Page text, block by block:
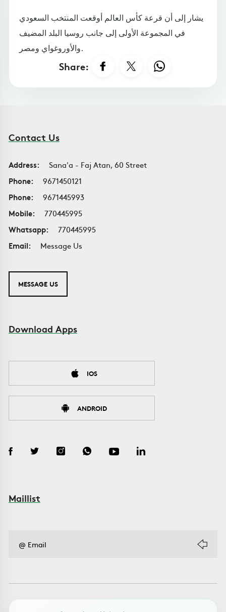
يشار إلى أن قرعة كأس العالم أوقعت المنتخب السعودي
في المجموعة الأولى إلى جانب روسيا البلد المضيف
والأوروغواي ومصر.
Share:
Contact Us
Address:
Sana'a - Faj Atan, 60 Street
Phone:
9671450121
Phone:
9671445993
Mobile:
770445995
Whatsapp:
770445995
Email:
Message Us
MESSAGE US
Download Apps
IOS
ANDROID
Maillist